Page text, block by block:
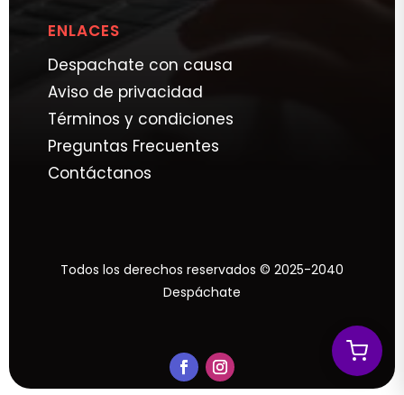
ENLACES
Despachate con causa
Aviso de privacidad
Términos y condiciones
Preguntas Frecuentes
Contáctanos
Todos los derechos reservados © 2025-2040
Despáchate